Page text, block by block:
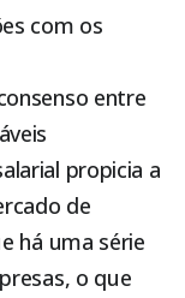
com os
entre
propicia a
de
há uma série
o que